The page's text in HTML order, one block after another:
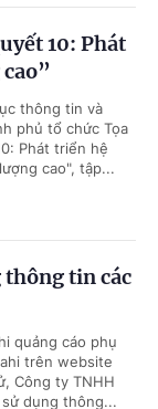
10: Phát
thông tin và
phủ tổ chức Tọa
Phát triển hệ
cao", tập...
thông tin các
quảng cáo phụ
trên website
Công ty TNHH
dụng thông...